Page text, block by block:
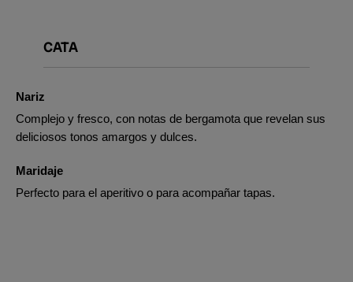
CATA
Nariz
Complejo y fresco, con notas de bergamota que revelan sus
deliciosos tonos amargos y dulces.
Maridaje
Perfecto para el aperitivo o para acompañar tapas.